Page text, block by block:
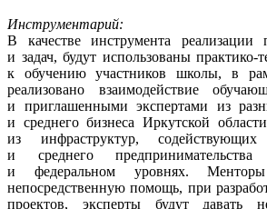
Инструментарий:
В качестве инструмента реализации
и задач, будут использованы практико-
к обучению участников школы, в
реализовано взаимодействие
и приглашенными экспертами из
и среднего бизнеса Иркутской
из инфраструктур,
и среднего
и федеральном уровнях.
непосредственную помощь, при
проектов, эксперты будут давать